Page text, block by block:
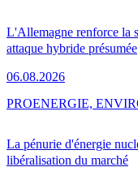
L'Allemagne renforce la
attaque hybride présumée
06.08.2026
La pénurie d'énergie
libéralisation du marché
PROENERGIE,